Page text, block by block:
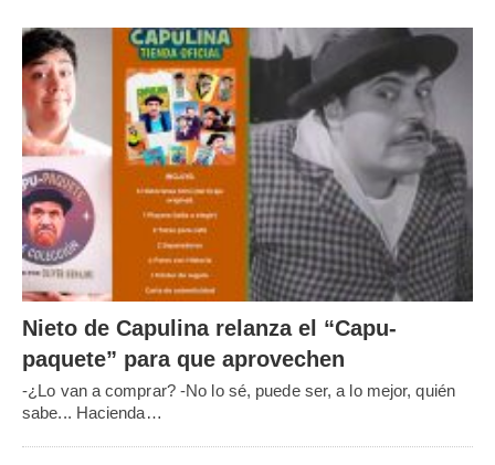
Nieto de Capulina relanza el “Capu-
paquete” para que aprovechen
-¿Lo van a comprar? -No lo sé, puede ser, a lo mejor, quién
sabe... Hacienda…